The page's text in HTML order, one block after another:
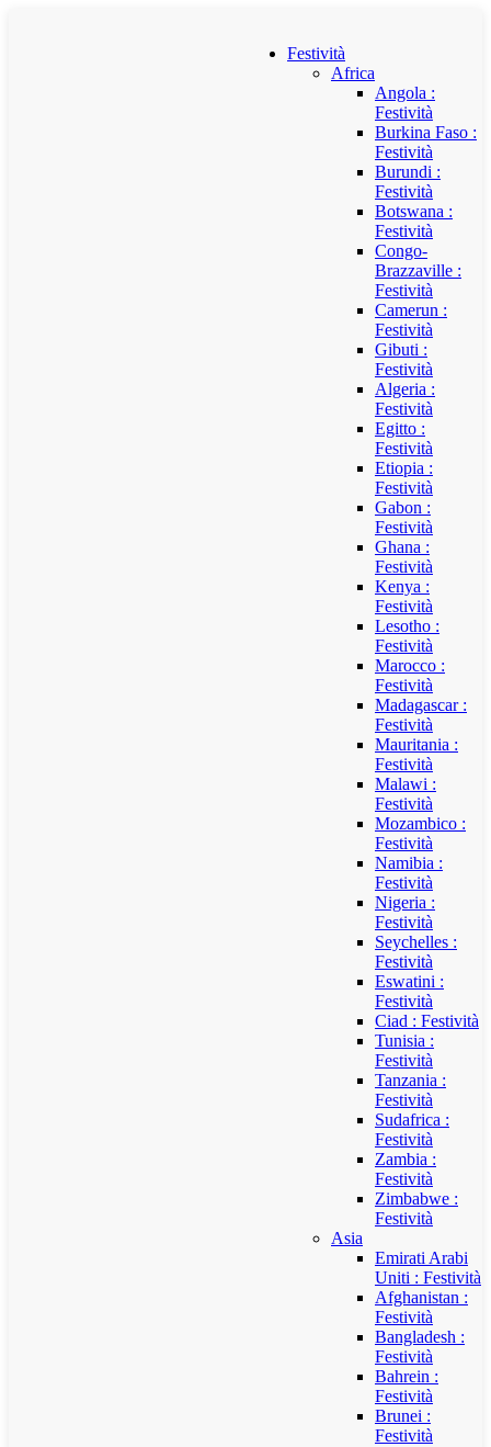
Festività
Africa
Angola :
Festività
Burkina Faso :
Festività
Burundi :
Festività
Botswana :
Festività
Congo-
Brazzaville :
Festività
Camerun :
Festività
Gibuti :
Festività
Algeria :
Festività
Egitto :
Festività
Etiopia :
Festività
Gabon :
Festività
Ghana :
Festività
Kenya :
Festività
Lesotho :
Festività
Marocco :
Festività
Madagascar :
Festività
Mauritania :
Festività
Malawi :
Festività
Mozambico :
Festività
Namibia :
Festività
Nigeria :
Festività
Seychelles :
Festività
Eswatini :
Festività
Ciad : Festività
Tunisia :
Festività
Tanzania :
Festività
Sudafrica :
Festività
Zambia :
Festività
Zimbabwe :
Festività
Asia
Emirati Arabi
Uniti : Festività
Afghanistan :
Festività
Bangladesh :
Festività
Bahrein :
Festività
Brunei :
Festività